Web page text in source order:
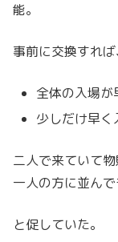
能。
事前に交換すれ
全体の入場が
少しだけ早く
二人で来ていて物
一人の方に並ん
と促していた。